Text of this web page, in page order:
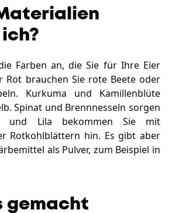
Farben an, die Sie für Ihre Eier
Rot brauchen Sie rote Beete oder
Kurkuma und Kamillenblüte
Spinat und Brennnesseln sorgen
und Lila bekommen Sie mit
Rotkohlblättern hin. Es gibt aber
als Pulver, zum Beispiel in
gemacht